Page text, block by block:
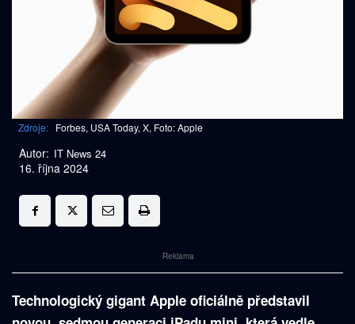
Zdroje: Forbes, USA Today, X, Foto: Apple
Autor: IT News 24
16. října 2024
Reklama
Technologický gigant Apple oficiálně představil